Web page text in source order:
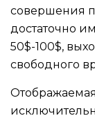
совершения
достаточно
50$-100$,
свободного